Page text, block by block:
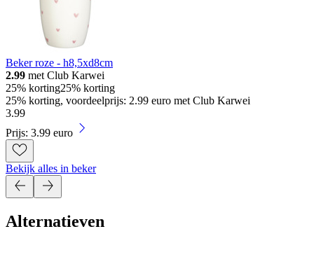
Beker roze - h8,5xd8cm
2.99 met Club Karwei
25% korting25% korting
25% korting, voordeelprijs: 2.99 euro met Club Karwei
3.99
Prijs: 3.99 euro
Bekijk alles in beker
Alternatieven